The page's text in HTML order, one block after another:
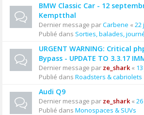
BMW Classic Car - 12
Kemptthal
Dernier message parCarbene « 22
Publié dans Sorties, balades,
URGENT WARNING: Critical
Bypass - UPDATE TO 3.3.17
Dernier message par ze_shark«
Publié dans Roadsters & cabriolets
Audi Q9
Dernier message par ze_shark«
Publié dans Monospaces & SUVs